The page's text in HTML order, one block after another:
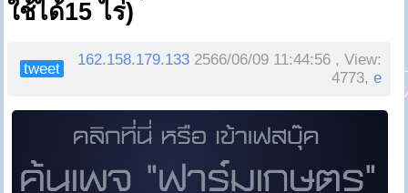
ใช้ได้15 ไร่)
tweet
162.158.179.133 2566/06/09 11:44:56 , View:
4773,e